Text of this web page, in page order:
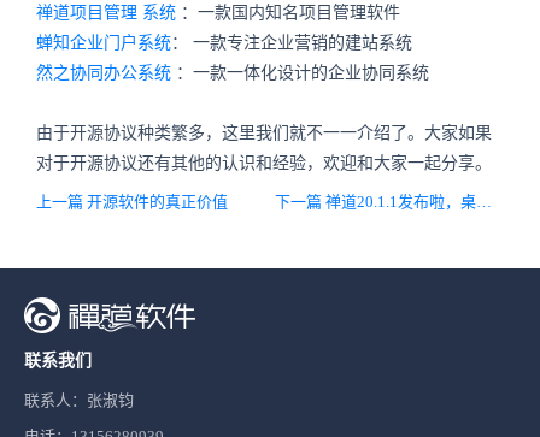
禅道项目管理 系统 ：一款国内知名项目管理软件
蝉知企业门户系统： 一款专注企业营销的建站系统
然之协同办公系统 ：一款一体化设计的企业协同系统
由于开源协议种类繁多，这里我们就不一一介绍了。大家如果
对于开源协议还有其他的认识和经验，欢迎和大家一起分享。
上一篇 开源软件的真正价值 下一篇 禅道20.1.1发布啦，桌面端新增AI对话功能，提升系统稳定性，修复已知问题
联系我们
联系人：张淑钧